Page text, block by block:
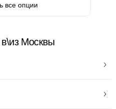
все опции
Москвы